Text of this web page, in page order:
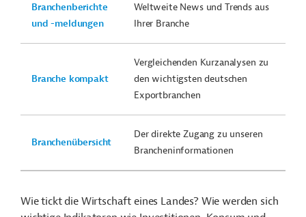
Branchenberichte
und -meldungen
Weltweite News und Trends aus
Ihrer Branche
Branche kompakt
Vergleichenden Kurzanalysen zu
den wichtigsten deutschen
Exportbranchen
Branchenübersicht
Der direkte Zugang zu unseren
Brancheninformationen
Wie tickt die Wirtschaft eines Landes? Wie werden sich